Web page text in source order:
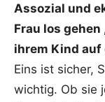
Assozial und
Frau los
ihrem Kind auf
Eins ist sicher,
wichtig. Ob sie